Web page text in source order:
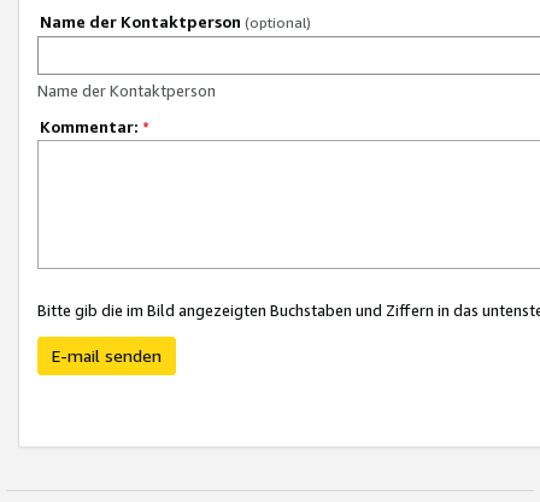
Name der Kontaktperson (optional)
Name der Kontaktperson
Kommentar: *
Bitte gib die im Bild angezeigten Buchstaben und Ziffern in das
E-mail senden